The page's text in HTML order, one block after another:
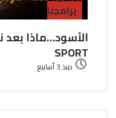
برامجنا
الأسود…ماذا
SPORT
منذ 3 أسابيع